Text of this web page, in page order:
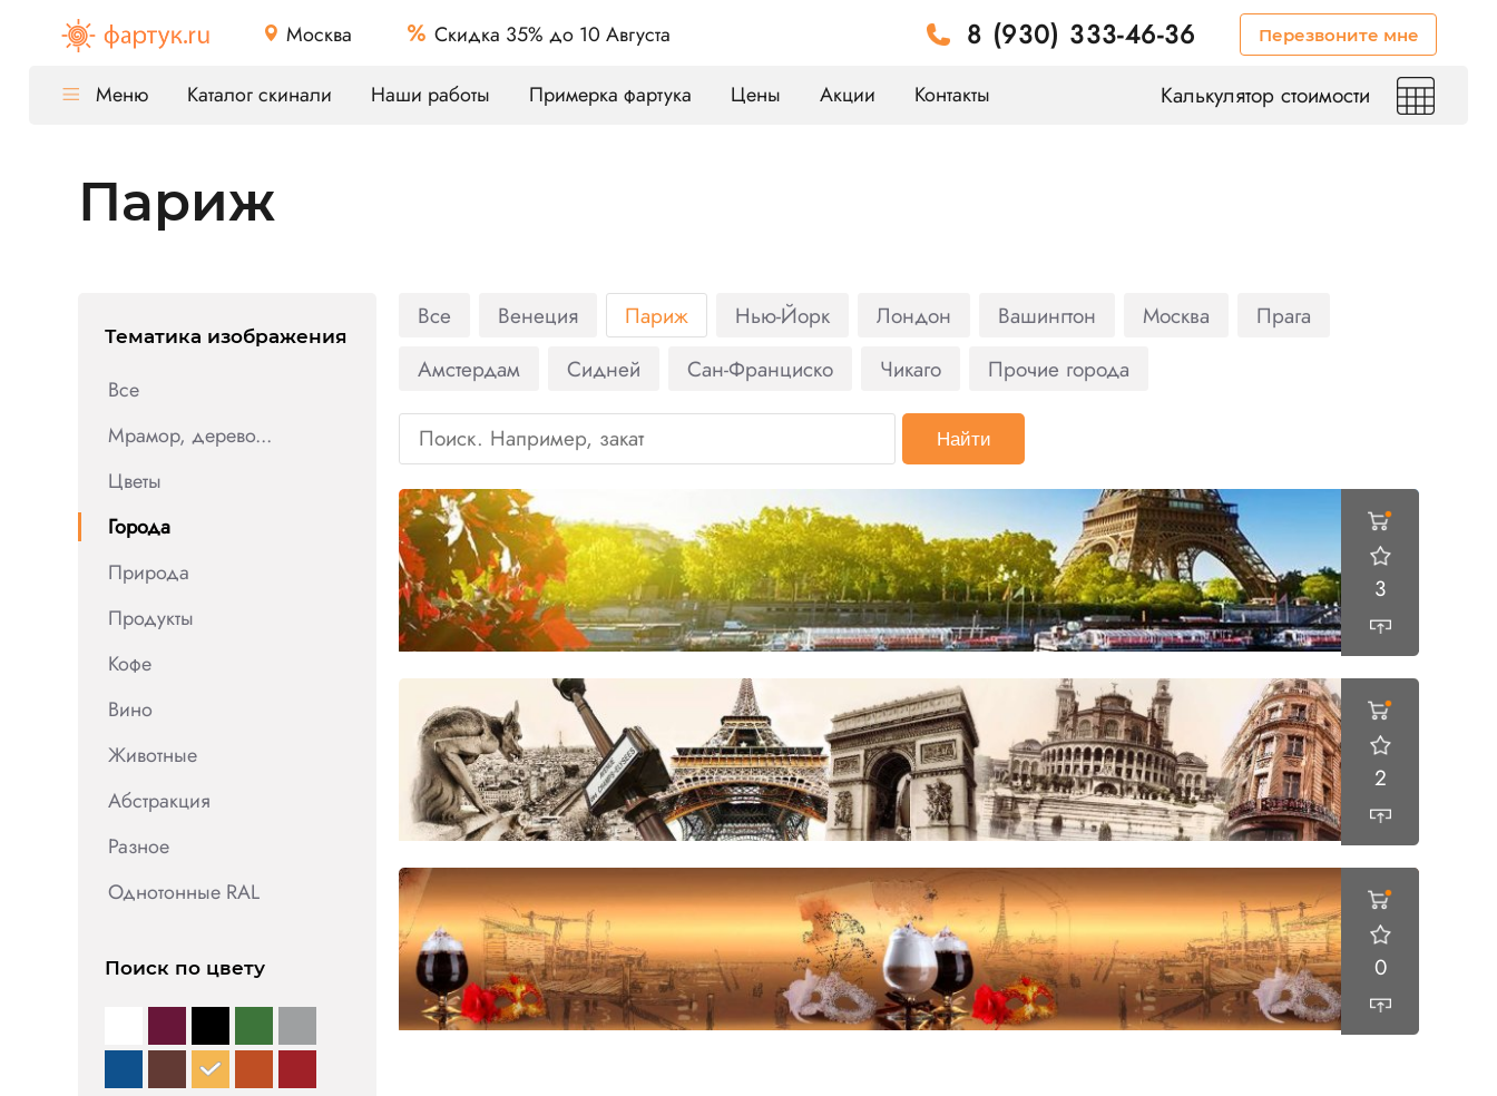
Москва Скидка 35% до 10 Августа 8 (930) 333-46-36 Перезвоните мне
Меню Каталог скинали Наши работы Примерка фартука Цены Акции Контакты Калькулятор стоимости
Париж
Тематика изображения
Все
Мрамор, дерево...
Цветы
Города
Природа
Продукты
Кофе
Вино
Животные
Абстракция
Разное
Однотонные RAL
Поиск по цвету
Все Венеция Париж Нью-Йорк Лондон Вашингтон Москва
Прага
Амстердам
Сидней Сан-Франциско Чикаго Прочие города
3
2
0